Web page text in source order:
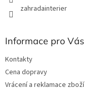
zahradainterier
Informace pro Vás
Kontakty
Cena dopravy
Vrácení a reklamace zboží